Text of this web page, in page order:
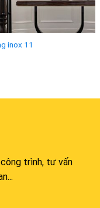
inox 11
trình, tư vấn